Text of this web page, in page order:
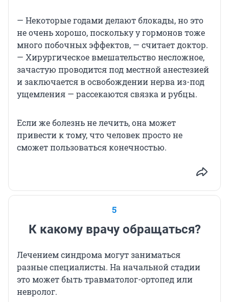
— Некоторые годами делают блокады, но это
не очень хорошо, поскольку у гормонов тоже
много побочных эффектов, — считает доктор.
— Хирургическое вмешательство несложное,
зачастую проводится под местной анестезией
и заключается в освобождении нерва из-под
ущемления — рассекаются связка и рубцы.
Если же болезнь не лечить, она может
привести к тому, что человек просто не
сможет пользоваться конечностью.
5
К какому врачу обращаться?
Лечением синдрома могут заниматься
разные специалисты. На начальной стадии
это может быть травматолог-ортопед или
невролог.